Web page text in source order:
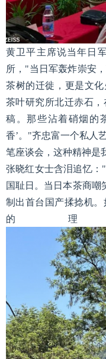
黄卫平主席说当年日
所，"当日军轰炸崇安
茶树的迁徙，更是文
茶叶研究所北迁赤石
稿。那些沾着硝烟的
香’。"齐忠富一个私人
笔座谈会，这种精神是
张晓红女士含泪追忆：
国耻日。当日本茶商嘲
制出首台国产揉捻机
的